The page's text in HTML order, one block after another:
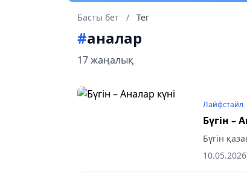
Басты бет / Тег
#аналар
17 жаңалық
Лайфстайл
Бүгін –
Бүгін